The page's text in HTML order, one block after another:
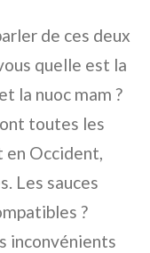
de ces deux
quelle est la
la nuoc mam ?
toutes les
en Occident,
Les sauces
?
inconvénients